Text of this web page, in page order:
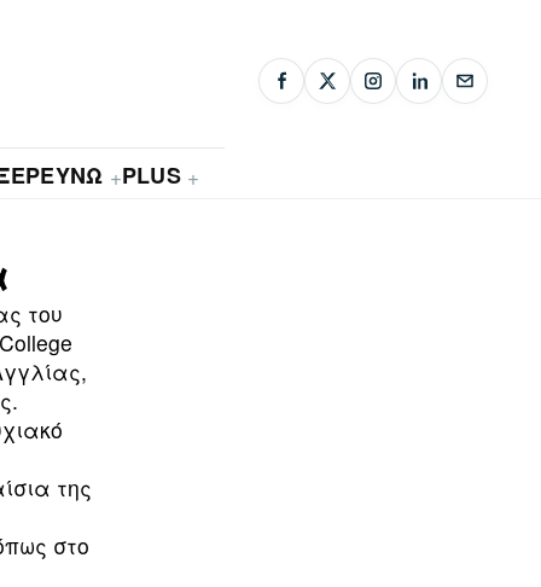
+PLUS +
του
της
στο